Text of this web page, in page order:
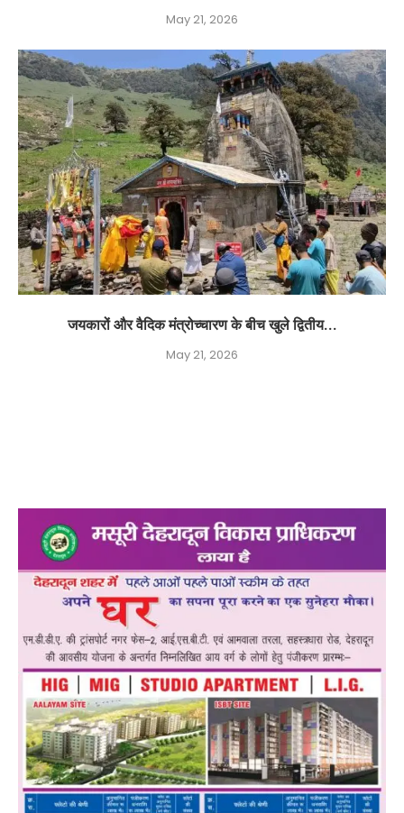
May 21, 2026
जयकारों और वैदिक मंत्रोच्चारण के बीच खुले द्वितीय...
May 21, 2026